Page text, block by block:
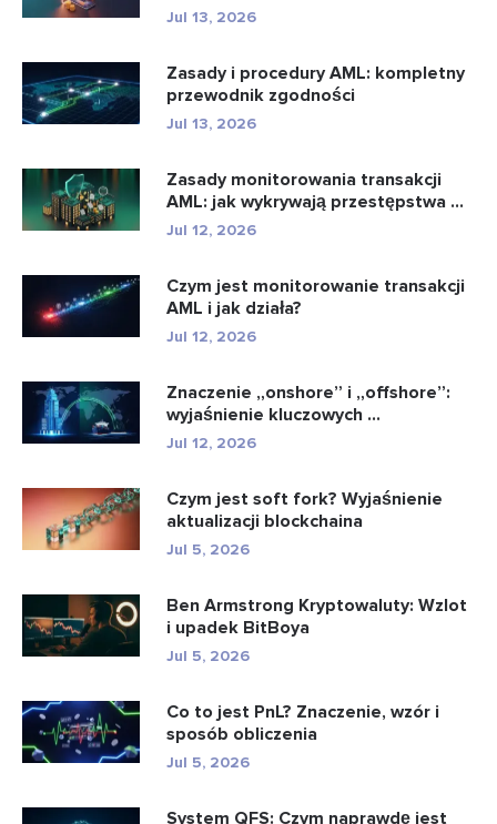
Jul 13, 2026
Zasady i procedury AML: kompletny
przewodnik zgodności
Jul 13, 2026
Zasady monitorowania transakcji
AML: jak wykrywają przestępstwa ...
Jul 12, 2026
Czym jest monitorowanie transakcji
AML i jak działa?
Jul 12, 2026
Znaczenie „onshore” i „offshore”:
wyjaśnienie kluczowych ...
Jul 12, 2026
Czym jest soft fork? Wyjaśnienie
aktualizacji blockchaina
Jul 5, 2026
Ben Armstrong Kryptowaluty: Wzlot
i upadek BitBoya
Jul 5, 2026
Co to jest PnL? Znaczenie, wzór i
sposób obliczenia
Jul 5, 2026
System QFS: Czym naprawdę jest